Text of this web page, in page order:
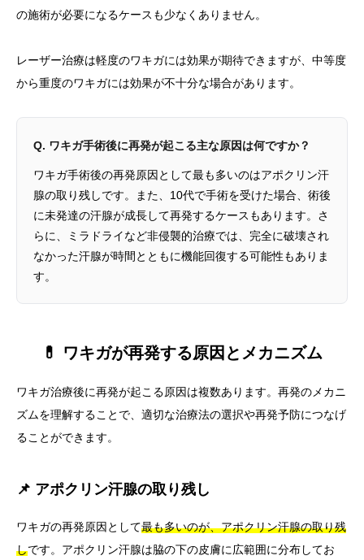
の施術が必要になるケースも少なくありません。
レーザー治療は軽度のワキガには効果が期待できますが、中等度
から重度のワキガには効果が不十分な場合があります。
Q. ワキガ手術後に再発が起こる主な原因は何ですか？
ワキガ手術後の再発原因として最も多いのはアポクリン汗
腺の取り残しです。また、10代で手術を受けた場合、術後
に未発達の汗腺が成長して再発するケースもあります。さ
らに、ミラドライなど非侵襲的治療では、完全に破壊され
なかった汗腺が時間とともに機能回復する可能性もありま
す。
💊 ワキガが再発する原因とメカニズム
ワキガ治療後に再発が起こる原因は複数あります。再発のメカニ
ズムを理解することで、適切な治療法の選択や再発予防につなげ
ることができます。
📌 アポクリン汗腺の取り残し
ワキガの再発原因として最も多いのが、アポクリン汗腺の取り残
しです。アポクリン汗腺は脇の下の皮膚に広範囲に分布してお